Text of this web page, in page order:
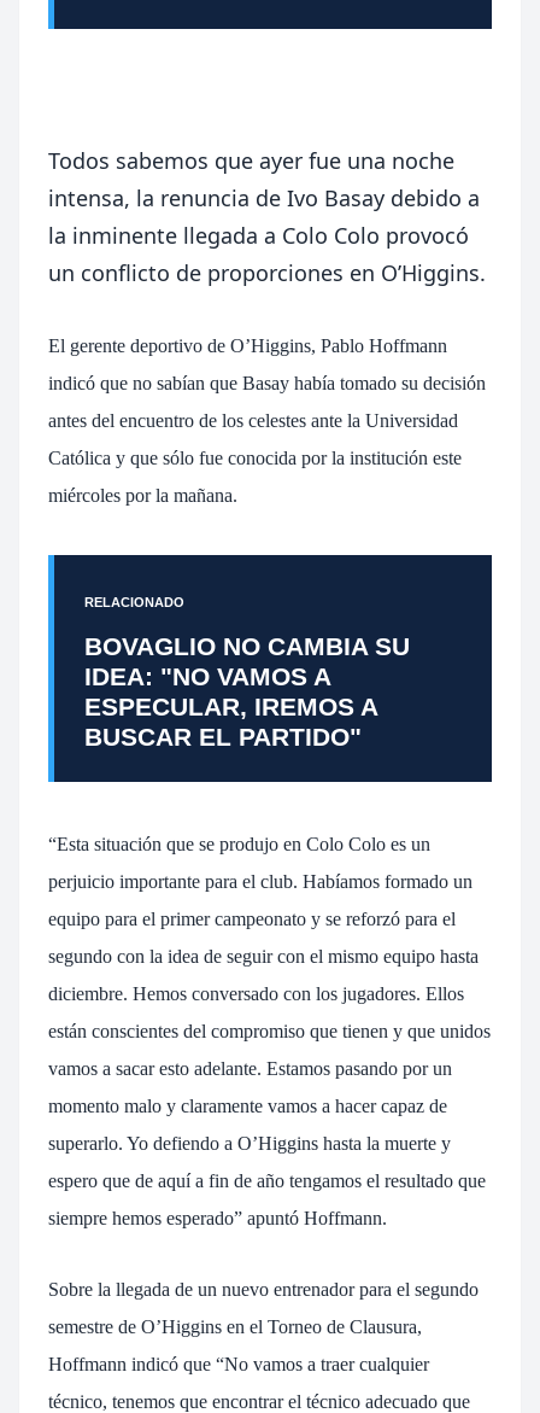
Todos sabemos que ayer fue una noche
intensa, la renuncia de Ivo Basay debido a
la inminente llegada a Colo Colo provocó
un conflicto de proporciones en O’Higgins.
El gerente deportivo de O’Higgins, Pablo Hoffmann
indicó que no sabían que Basay había tomado su decisión
antes del encuentro de los celestes ante la Universidad
Católica y que sólo fue conocida por la institución este
miércoles por la mañana.
RELACIONADO
BOVAGLIO NO CAMBIA SU
IDEA: "NO VAMOS A
ESPECULAR, IREMOS A
BUSCAR EL PARTIDO"
“Esta situación que se produjo en Colo Colo es un
perjuicio importante para el club. Habíamos formado un
equipo para el primer campeonato y se reforzó para el
segundo con la idea de seguir con el mismo equipo hasta
diciembre. Hemos conversado con los jugadores. Ellos
están conscientes del compromiso que tienen y que unidos
vamos a sacar esto adelante. Estamos pasando por un
momento malo y claramente vamos a hacer capaz de
superarlo. Yo defiendo a O’Higgins hasta la muerte y
espero que de aquí a fin de año tengamos el resultado que
siempre hemos esperado” apuntó Hoffmann.
Sobre la llegada de un nuevo entrenador para el segundo
semestre de O’Higgins en el Torneo de Clausura,
Hoffmann indicó que “No vamos a traer cualquier
técnico, tenemos que encontrar el técnico adecuado que